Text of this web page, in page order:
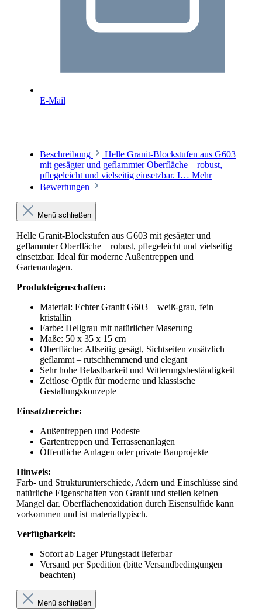
E-Mail
Beschreibung
Helle Granit-Blockstufen aus G603
mit gesägter und geflammter Oberfläche – robust,
pflegeleicht und vielseitig einsetzbar. I… Mehr
Bewertungen
Menü schließen
Helle Granit-Blockstufen aus G603 mit gesägter und
geflammter Oberfläche – robust, pflegeleicht und vielseitig
einsetzbar. Ideal für moderne Außentreppen und
Gartenanlagen.
Produkteigenschaften:
Material: Echter Granit G603 – weiß-grau, fein
kristallin
Farbe: Hellgrau mit natürlicher Maserung
Maße: 50 x 35 x 15 cm
Oberfläche: Allseitig gesägt, Sichtseiten zusätzlich
geflammt – rutschhemmend und elegant
Sehr hohe Belastbarkeit und Witterungsbeständigkeit
Zeitlose Optik für moderne und klassische
Gestaltungskonzepte
Einsatzbereiche:
Außentreppen und Podeste
Gartentreppen und Terrassenanlagen
Öffentliche Anlagen oder private Bauprojekte
Hinweis:
Farb- und Strukturunterschiede, Adern und Einschlüsse sind
natürliche Eigenschaften von Granit und stellen keinen
Mangel dar. Oberflächenoxidation durch Eisensulfide kann
vorkommen und ist materialtypisch.
Verfügbarkeit:
Sofort ab Lager Pfungstadt lieferbar
Versand per Spedition (bitte Versandbedingungen
beachten)
Menü schließen